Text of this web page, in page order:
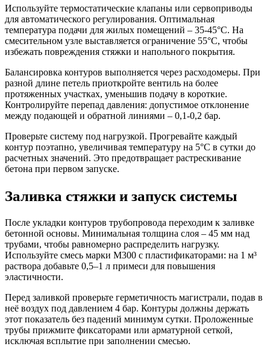
Используйте термостатические клапаны или сервоприводы
для автоматического регулирования. Оптимальная
температура подачи для жилых помещений – 35-45°C. На
смесительном узле выставляется ограничение 55°C, чтобы
избежать повреждения стяжки и напольного покрытия.
Балансировка контуров выполняется через расходомеры. При
разной длине петель приоткройте вентиль на более
протяженных участках, уменьшив подачу в короткие.
Контролируйте перепад давления: допустимое отклонение
между подающей и обратной линиями – 0,1-0,2 бар.
Проверьте систему под нагрузкой. Прогревайте каждый
контур поэтапно, увеличивая температуру на 5°C в сутки до
расчетных значений. Это предотвращает растрескивание
бетона при первом запуске.
Заливка стяжки и запуск системы
После укладки контуров трубопровода переходим к заливке
бетонной основы. Минимальная толщина слоя – 45 мм над
трубами, чтобы равномерно распределить нагрузку.
Используйте смесь марки М300 с пластификаторами: на 1 м³
раствора добавьте 0,5–1 л примеси для повышения
эластичности.
Перед заливкой проверьте герметичность магистрали, подав в
неё воздух под давлением 4 бар. Контуры должны держать
этот показатель без падений минимум сутки. Проложенные
трубы прижмите фиксаторами или арматурной сеткой,
исключая всплытие при заполнении смесью.